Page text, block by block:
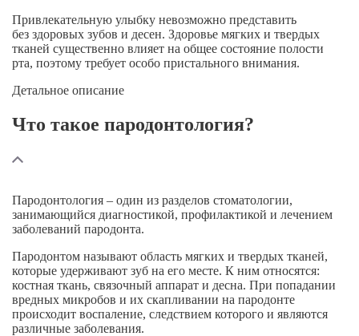
Привлекательную улыбку невозможно представить
без здоровых зубов и десен. Здоровье мягких и твердых
тканей существенно влияет на общее состояние полости
рта, поэтому требует особо пристального внимания.
Детальное описание
Что такое пародонтология?
Пародонтология – один из разделов стоматологии,
занимающийся диагностикой, профилактикой и лечением
заболеваний пародонта.
Пародонтом называют область мягких и твердых тканей,
которые удерживают зуб на его месте. К ним относятся:
костная ткань, связочный аппарат и десна. При попадании
вредных микробов и их скапливании на пародонте
происходит воспаление, следствием которого и являются
различные заболевания.